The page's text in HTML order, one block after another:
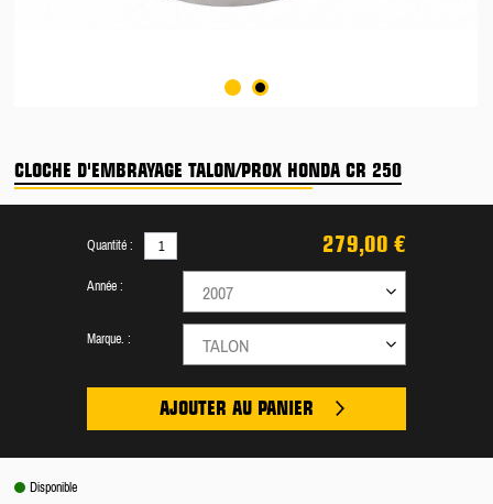
CLOCHE D'EMBRAYAGE TALON/PROX HONDA CR 250
279,00 €
Quantité :
Année : 2007
Marque. : TALON
AJOUTER AU PANIER
Disponible